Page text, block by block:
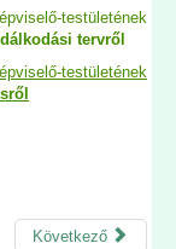
testületének
tervről
testületének
Következő